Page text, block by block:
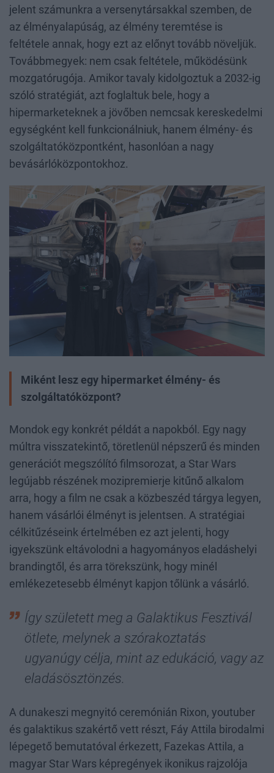
jelent számunkra a versenytársakkal szemben, de
az élményalapúság, az élmény teremtése is
feltétele annak, hogy ezt az előnyt tovább növeljük.
Továbbmegyek: nem csak feltétele, működésünk
mozgatórugója. Amikor tavaly kidolgoztuk a 2032-ig
szóló stratégiát, azt foglaltuk bele, hogy a
hipermarketeknek a jövőben nemcsak kereskedelmi
egységként kell funkcionálniuk, hanem élmény- és
szolgáltatóközpontként, hasonlóan a nagy
bevásárlóközpontokhoz.
Miként lesz egy hipermarket élmény- és
szolgáltatóközpont?
Mondok egy konkrét példát a napokból. Egy nagy
múltra visszatekintő, töretlenül népszerű és minden
generációt megszólító filmsorozat, a Star Wars
legújabb részének mozipremierje kitűnő alkalom
arra, hogy a film ne csak a közbeszéd tárgya legyen,
hanem vásárlói élményt is jelentsen. A stratégiai
célkitűzéseink értelmében ez azt jelenti, hogy
igyekszünk eltávolodni a hagyományos eladáshelyi
brandingtől, és arra törekszünk, hogy minél
emlékezetesebb élményt kapjon tőlünk a vásárló.
Így született meg a Galaktikus Fesztivál
ötlete, melynek a szórakoztatás
ugyanúgy célja, mint az edukáció, vagy az
eladásösztönzés.
A dunakeszi megnyitó ceremónián Rixon, youtuber
és galaktikus szakértő vett részt, Fáy Attila birodalmi
lépegető bemutatóval érkezett, Fazekas Attila, a
magyar Star Wars képregények ikonikus rajzolója